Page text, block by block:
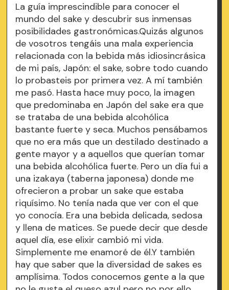
La guía imprescindible para conocer el
mundo del sake y descubrir sus inmensas
posibilidades gastronómicas.Quizás algunos
de vosotros tengáis una mala experiencia
relacionada con la bebida más idiosincrásica
de mi país, Japón: el sake, sobre todo cuando
lo probasteis por primera vez. A mí también
me pasó. Hasta hace muy poco, la imagen
que predominaba en Japón del sake era que
se trataba de una bebida alcohólica
bastante fuerte y seca. Muchos pensábamos
que no era más que un destilado destinado a
gente mayor y a aquellos que querían tomar
una bebida alcohólica fuerte. Pero un día fui a
una izakaya (taberna japonesa) donde me
ofrecieron a probar un sake que estaba
riquísimo. No tenía nada que ver con el que
yo conocía. Era una bebida delicada, sedosa
y llena de matices. Se puede decir que desde
aquel día, ese elixir cambió mi vida.
Simplemente me enamoré de él.Y también
hay que saber que la diversidad de sakes es
amplísima. Todos conocemos gente a la que